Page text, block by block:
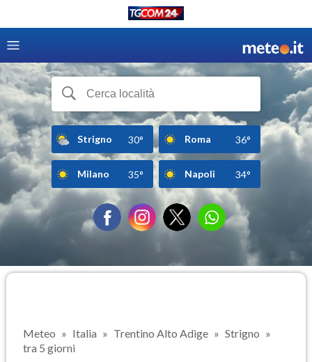
Strigno 30° Roma 36°
Milano 35° Napoli 34°
Meteo Italia Trentino Alto Adige
Strigno
tra 5 giorni